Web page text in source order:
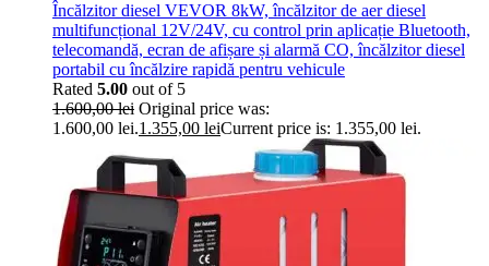
Încălzitor diesel VEVOR 8kW, încălzitor de aer diesel
multifuncțional 12V/24V, cu control prin aplicație Bluetooth,
telecomandă, ecran de afișare și alarmă CO, încălzitor diesel
portabil cu încălzire rapidă pentru vehicule
Rated 5.00 out of 5
1.600,00lei Original price was:
1.600,00 lei.1.355,00 leiCurrent price is: 1.355,00 lei.